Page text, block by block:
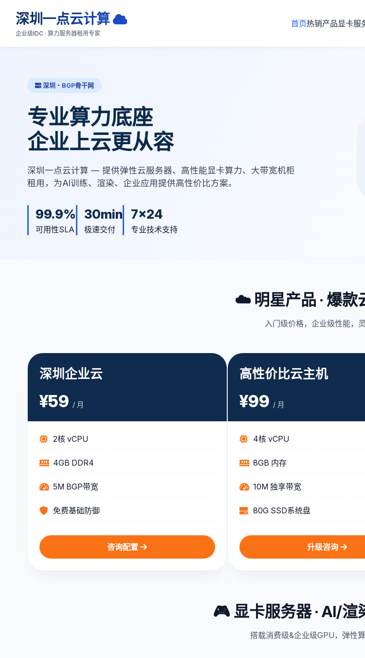
深圳一点云计算
企业级IDC · 算力服务器租用专家
首页热销产品显卡服
深圳・BGP骨干网
专业算力底座
企业上云更从容
深圳一点云计算 — 提供弹性云服务器、高性能显卡算力、大带宽机柜
租用，为AI训练、渲染、企业应用提供高性价比方案。
99.9%
可用性SLA
30min
极速交付
7x24
专业技术支持
☁️ 明星产品 · 爆款
入门级价格，企业级性能，
深圳企业云
¥59 / 月
2核 vCPU
4GB DDR4
5M BGP带宽
免费基础防御
咨询配置
高性价比云主机
¥99 / 月
4核 vCPU
8GB 内存
10M 独享带宽
80G SSD系统盘
升级咨询
🎮 显卡服务器 · AI/
搭载消费级&企业级GPU，弹性